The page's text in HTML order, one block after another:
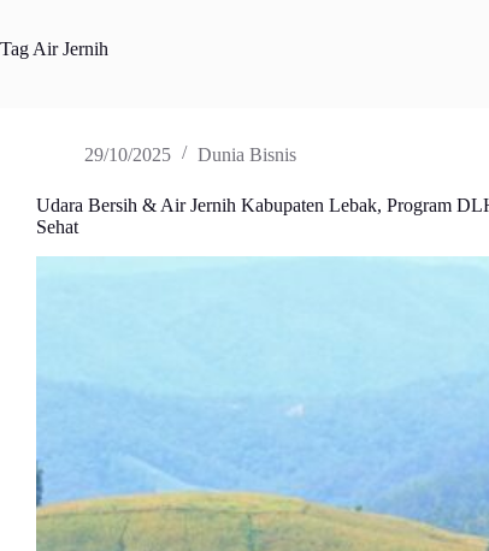
Tag Air Jernih
29/10/2025 Dunia Bisnis
Udara Bersih & Air Jernih Kabupaten Lebak, Program
Sehat